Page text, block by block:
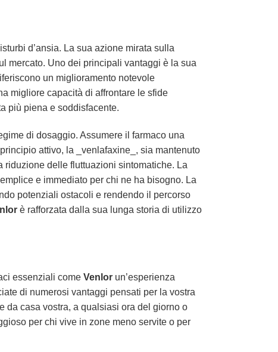
d’ansia. La sua azione mirata sulla
mercato. Uno dei principali vantaggi è la sua
un miglioramento notevole
migliore capacità di affrontare le sfide
più piena e soddisfacente.
di dosaggio. Assumere il farmaco una
attivo, la _venlafaxine_, sia mantenuto
riduzione delle fluttuazioni sintomatiche. La
e immediato per chi ne ha bisogno. La
potenziali ostacoli e rendendo il percorso
è rafforzata dalla sua lunga storia di utilizzo
essenziali come Venlor un’esperienza
di numerosi vantaggi pensati per la vostra
da casa vostra, a qualsiasi ora del giorno o
per chi vive in zone meno servite o per